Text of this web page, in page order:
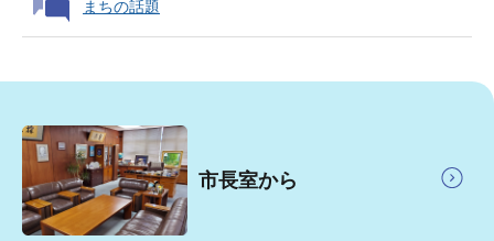
まちの話題
市
政
リ
ン
ク
市長室から